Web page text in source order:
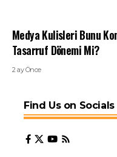
Medya Kulisleri Bunu
Tasarruf Dönemi Mi?
2 ay Önce
Find Us on Socials